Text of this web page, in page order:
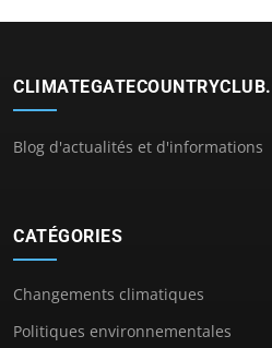
Blog d'actualités et d'informations
CATÉGORIES
Changements climatiques
Politiques environnementales